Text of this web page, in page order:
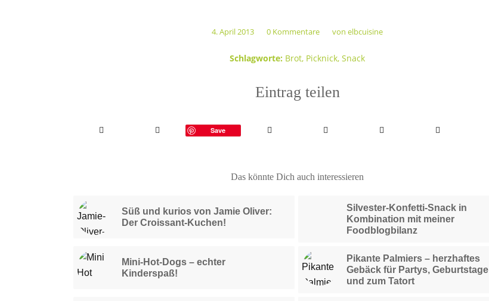
4. April 2013
/ 0 Kommentare
/ von elbcuisine
Schlagworte: Brot, Picknick, Snack
Eintrag teilen
Save
Das könnte Dich auch interessieren
Süß und kurios von Jamie Oliver:
Der Croissant-Kuchen!
Silvester-Konfetti-Snack in
Kombination mit meiner
Foodblogbilanz
Mini-Hot-Dogs – echter
Kinderspaß!
Pikante Palmiers – herzhaftes
Gebäck für Partys, Geburtstage
und zum Tatort